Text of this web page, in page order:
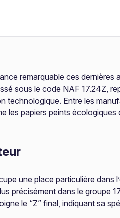
remarquable ces
sous le code NAF 17.24Z,
technologique. Entre les
les papiers peints
une place particulière dans
précisément dans le groupe
le “Z” final, indiquant sa